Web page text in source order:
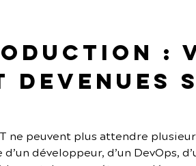
:
devenues
ne peuvent plus attendre
d’un développeur, d’un